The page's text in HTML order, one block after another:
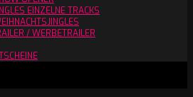
EINZELNE TRACKS
/ WERBETRAILER